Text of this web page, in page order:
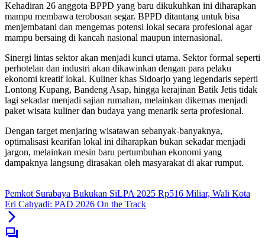
​Kehadiran 26 anggota BPPD yang baru dikukuhkan ini diharapkan
mampu membawa terobosan segar. BPPD ditantang untuk bisa
menjembatani dan mengemas potensi lokal secara profesional agar
mampu bersaing di kancah nasional maupun internasional.
​Sinergi lintas sektor akan menjadi kunci utama. Sektor formal seperti
perhotelan dan industri akan dikawinkan dengan para pelaku
ekonomi kreatif lokal. Kuliner khas Sidoarjo yang legendaris seperti
Lontong Kupang, Bandeng Asap, hingga kerajinan Batik Jetis tidak
lagi sekadar menjadi sajian rumahan, melainkan dikemas menjadi
paket wisata kuliner dan budaya yang menarik serta profesional.
​Dengan target menjaring wisatawan sebanyak-banyaknya,
optimalisasi kearifan lokal ini diharapkan bukan sekadar menjadi
jargon, melainkan mesin baru pertumbuhan ekonomi yang
dampaknya langsung dirasakan oleh masyarakat di akar rumput.
Pemkot Surabaya Bukukan SiLPA 2025 Rp516 Miliar, Wali Kota
Eri Cahyadi: PAD 2026 On the Track